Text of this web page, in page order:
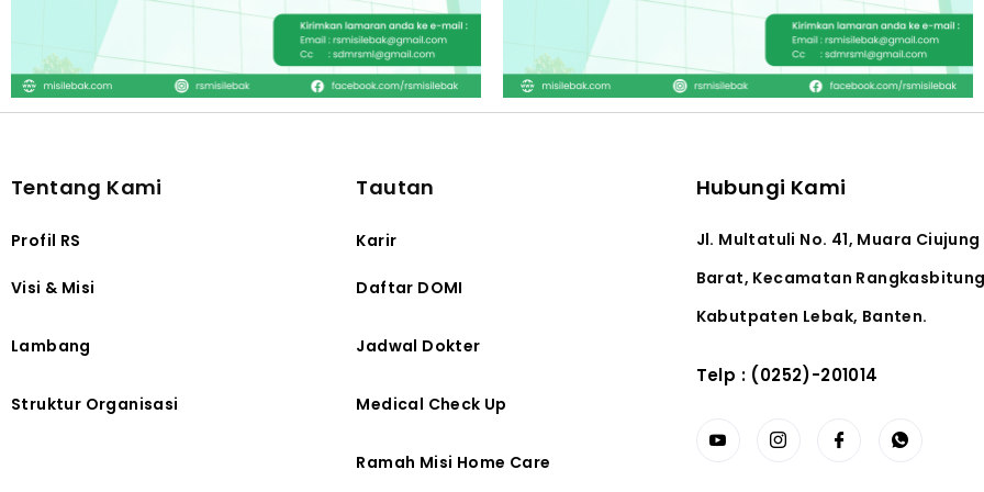
Tentang Kami
Profil RS
Visi & Misi
Lambang
Struktur Organisasi
Tautan
Karir
Daftar DOMI
Jadwal Dokter
Medical Check Up
Ramah Misi Home Care
Hubungi Kami
Jl. Multatuli No. 41, Muara Ciujung
Barat, Kecamatan
Kabutpaten Lebak, Banten.
Telp : (0252)-201014